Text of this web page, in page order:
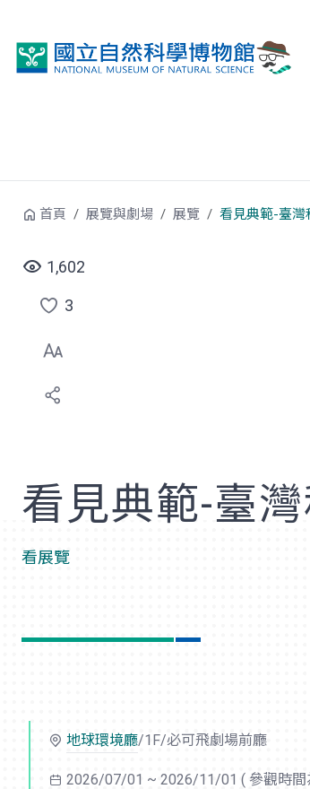
首頁 展覽與劇場 展覽 看見典範-臺灣
1,602
點
選
喜
3
看見典範-臺
看展覽
地球環境廳/1F/必可飛劇場前廳
2026/07/01 ~ 2026/11/01 ( 參觀時間